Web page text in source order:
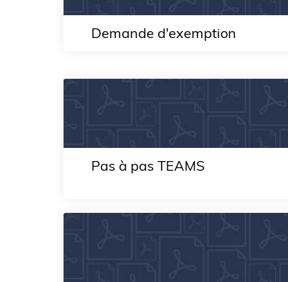
Demande d'exemption
Pas à pas TEAMS